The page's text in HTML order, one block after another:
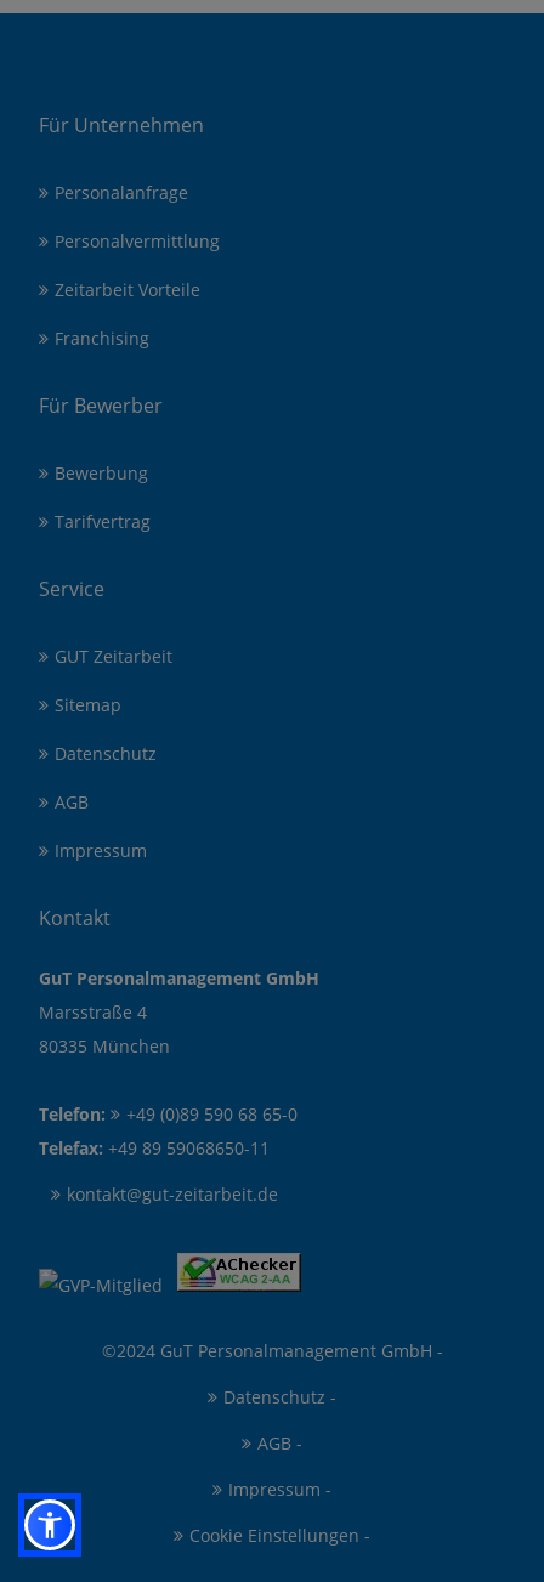
Für Unternehmen
Personalanfrage
Personalvermittlung
Zeitarbeit Vorteile
Franchising
Für Bewerber
Bewerbung
Tarifvertrag
Service
GUT Zeitarbeit
Sitemap
Datenschutz
AGB
Impressum
Kontakt
GuT Personalmanagement GmbH
Marsstraße 4
80335 München
Telefon:
+49 (0)89 590 68 65-0
Telefax: +49 89 59068650-11
kontakt@gut-zeitarbeit.de
©2024 GuT Personalmanagement GmbH -
Datenschutz -
AGB -
Impressum -
Cookie Einstellungen -